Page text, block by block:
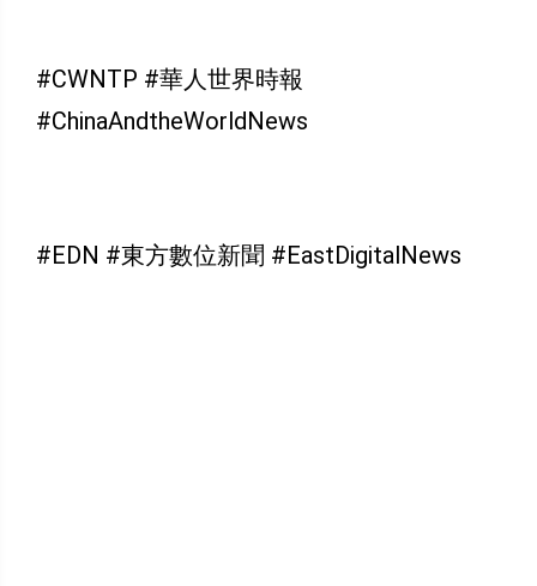
#CWNTP #華人世界時報
#ChinaAndtheWorldNews
#EDN #東方數位新聞 #EastDigitalNews